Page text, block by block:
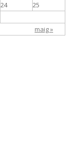
maig »
24
25